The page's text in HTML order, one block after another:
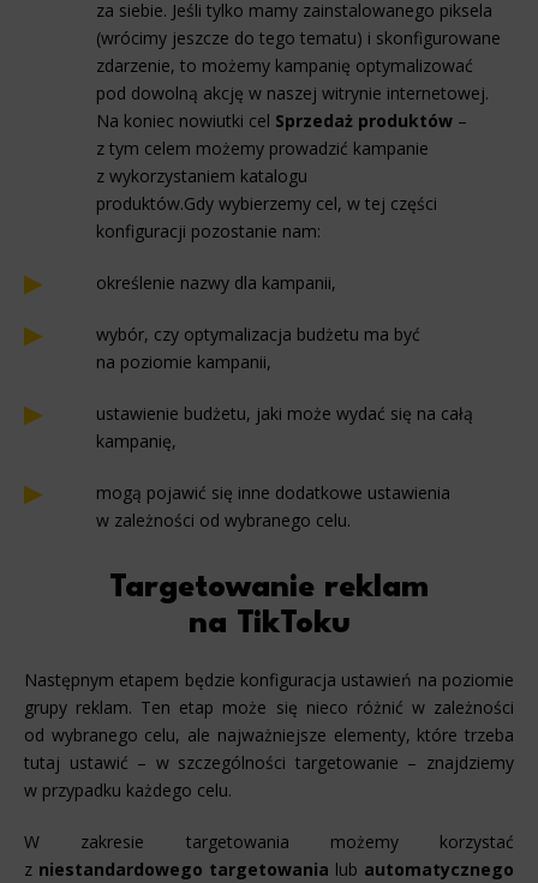
za siebie. Jeśli tylko mamy zainstalowanego piksela
(wrócimy jeszcze do tego tematu) i skonfigurowane
zdarzenie, to możemy kampanię optymalizować
pod dowolną akcję w naszej witrynie internetowej.
Na koniec nowiutki cel Sprzedaż produktów –
z tym celem możemy prowadzić kampanie
z wykorzystaniem katalogu
produktów.Gdy wybierzemy cel, w tej części
konfiguracji pozostanie nam:
określenie nazwy dla kampanii,
wybór, czy optymalizacja budżetu ma być
na poziomie kampanii,
ustawienie budżetu, jaki może wydać się na całą
kampanię,
mogą pojawić się inne dodatkowe ustawienia
w zależności od wybranego celu.
Targetowanie reklam
na TikToku
Następnym etapem będzie konfiguracja ustawień na poziomie
grupy reklam. Ten etap może się nieco różnić w zależności
od wybranego celu, ale najważniejsze elementy, które trzeba
tutaj ustawić – w szczególności targetowanie – znajdziemy
w przypadku każdego celu.
W zakresie targetowania możemy korzystać
z niestandardowego targetowania lub automatycznego